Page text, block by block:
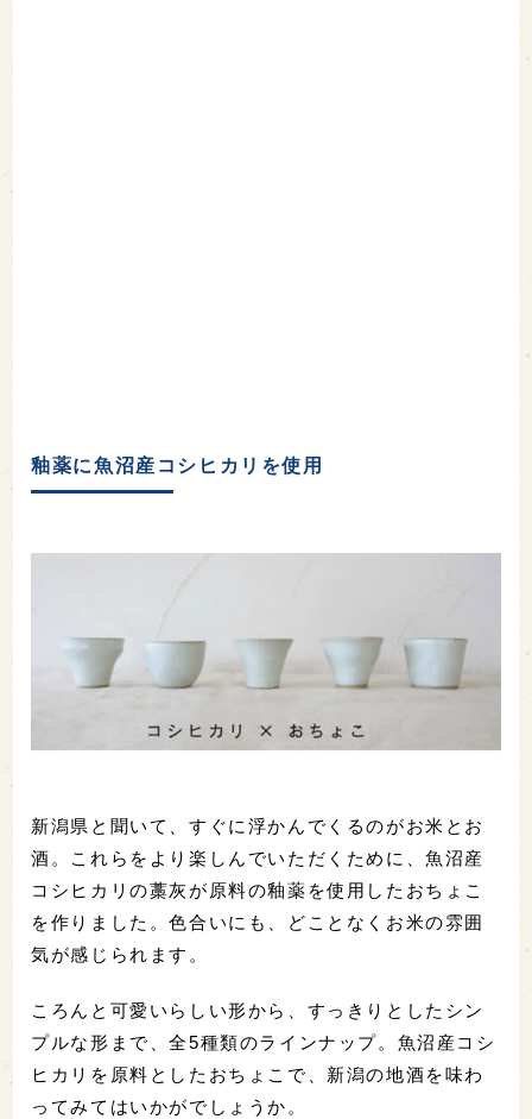
釉薬に魚沼産コシヒカリを使用
新潟県と聞いて、すぐに浮かんでくるのがお米とお
酒。これらをより楽しんでいただくために、魚沼産
コシヒカリの藁灰が原料の釉薬を使用したおちょこ
を作りました。色合いにも、どことなくお米の雰囲
気が感じられます。
ころんと可愛いらしい形から、すっきりとしたシン
プルな形まで、全5種類のラインナップ。魚沼産コシ
ヒカリを原料としたおちょこで、新潟の地酒を味わ
ってみてはいかがでしょうか。